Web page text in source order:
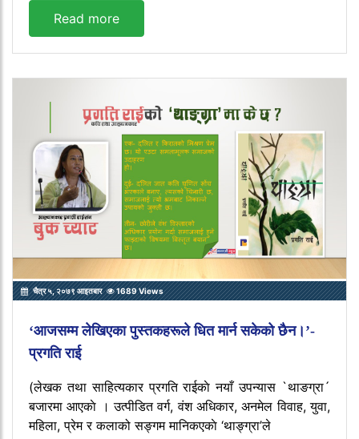
Read more
चैत्र ५, २०७९ आइतबार 1689 Views
‘आजसम्म लेखिएका पुस्तकहरूले धित मार्न सकेको छैन।’-
प्रगति राई
(लेखक तथा साहित्यकार प्रगति राईकाे नयाँ उपन्यास `थाङग्रा´
बजारमा आएकाे । उत्पीडित वर्ग, वंश अधिकार, अनमेल विवाह, युवा,
महिला, प्रेम र कलाको सङ्गम मानिकएकाे ‘थाङ्ग्रा’ले